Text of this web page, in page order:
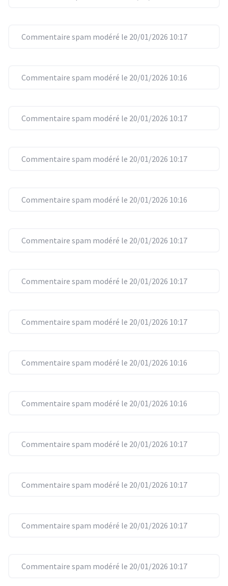
Commentaire spam modéré le 20/01/2026 10:17
Commentaire spam modéré le 20/01/2026 10:16
Commentaire spam modéré le 20/01/2026 10:17
Commentaire spam modéré le 20/01/2026 10:17
Commentaire spam modéré le 20/01/2026 10:16
Commentaire spam modéré le 20/01/2026 10:17
Commentaire spam modéré le 20/01/2026 10:17
Commentaire spam modéré le 20/01/2026 10:17
Commentaire spam modéré le 20/01/2026 10:16
Commentaire spam modéré le 20/01/2026 10:16
Commentaire spam modéré le 20/01/2026 10:17
Commentaire spam modéré le 20/01/2026 10:17
Commentaire spam modéré le 20/01/2026 10:17
Commentaire spam modéré le 20/01/2026 10:17